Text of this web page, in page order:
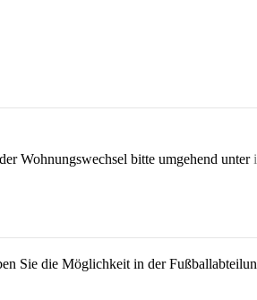
Wohnungswechsel bitte umgehend unter
Sie die Möglichkeit in der